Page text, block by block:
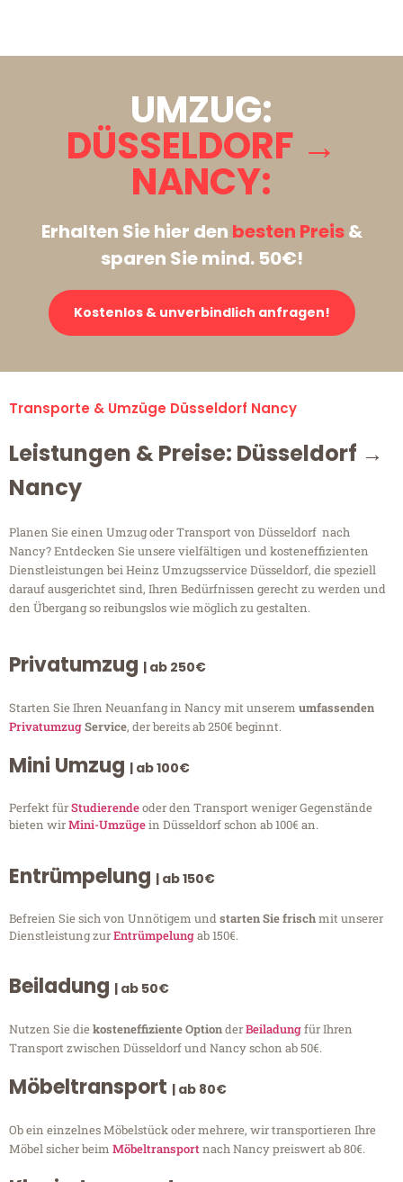
UMZUG:
DÜSSELDORF →
NANCY:
Erhalten Sie hier den besten Preis&
sparen Sie mind. 50€!
Kostenlos & unverbindlich anfragen!
Transporte & Umzüge Düsseldorf Nancy
Leistungen & Preise: Düsseldorf →
Nancy
Planen Sie einen Umzug oder Transport von Düsseldorf nach
Nancy? Entdecken Sie unsere vielfältigen und kosteneffizienten
Dienstleistungen bei Heinz Umzugsservice Düsseldorf, die speziell
darauf ausgerichtet sind, Ihren Bedürfnissen gerecht zu werden und
den Übergang so reibungslos wie möglich zu gestalten.
Privatumzug | ab 250€
Starten Sie Ihren Neuanfang in Nancy mit unserem umfassenden
PrivatumzugService, der bereits ab 250€ beginnt.
Mini Umzug | ab 100€
Perfekt fürStudierendeoder den Transport weniger Gegenstände
bieten wirMini-Umzügein Düsseldorf schon ab 100€ an.
Entrümpelung | ab 150€
Befreien Sie sich von Unnötigem undstarten Sie frischmit unserer
Dienstleistung zurEntrümpelungab 150€.
Beiladung | ab 50€
Nutzen Sie diekosteneffiziente OptionderBeiladungfür Ihren
Transport zwischen Düsseldorf und Nancy schon ab 50€.
Möbeltransport | ab 80€
Ob ein einzelnes Möbelstück oder mehrere, wir transportieren Ihre
Möbel sicher beim Möbeltransportnach Nancy preiswert ab 80€.